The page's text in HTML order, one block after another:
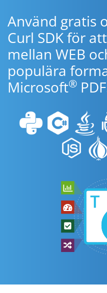
Använd gratis
Curl SDK för
mellan WEB
populära
Microsoft®